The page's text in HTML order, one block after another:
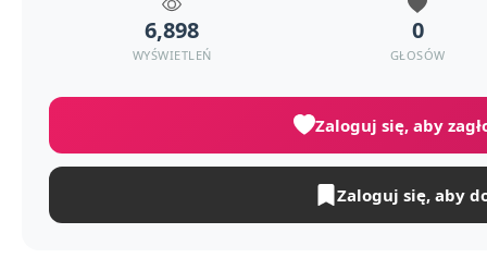
6,898
WYŚWIETLEŃ
0
GŁOSÓW
Zaloguj się, aby
Zaloguj się, aby